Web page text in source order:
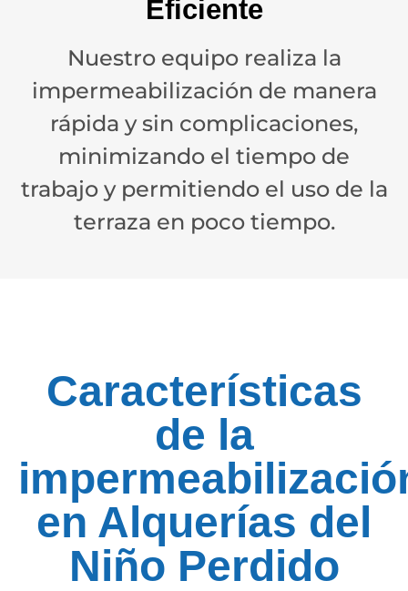
Eficiente
Nuestro equipo realiza la
impermeabilización de manera
rápida y sin complicaciones,
minimizando el tiempo de
trabajo y permitiendo el uso de la
terraza en poco tiempo.
Características
de la
en Alquerías del
Niño Perdido